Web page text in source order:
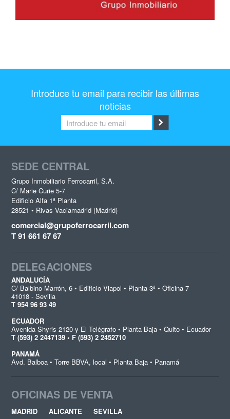
Introduce tu email para recibir las últimas
noticias
SEDE CENTRAL
Grupo Inmobiliario Ferrocarril, S.A.
C/ Marie Curie 5-7
Edificio Alfa 1ª Planta
28521 • Rivas Vaciamadrid (Madrid)
comercial@grupoferrocarril.com
T 91 661 67 67
DELEGACIONES
ANDALUCÍA
C/ Balbino Marrón, 6 • Edificio Viapol • Planta 3ª • Oficina 7
41018 - Sevilla
T 954 96 93 49
ECUADOR
Avenida Shyris 2120 y El Telégrafo • Planta Baja • Quito • Ecuador
T (593) 2 2447139 • F (593) 2 2452710
PANAMÁ
Avd. Balboa • Torre BBVA, local • Planta Baja • Panamá
OFICINAS DE VENTA
MADRID ALICANTE SEVILLA